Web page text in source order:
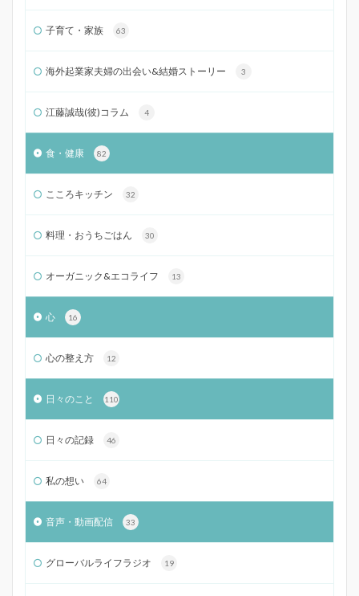
子育て・家族 63
海外起業家夫婦の出会い&結婚ストーリー 3
江藤誠哉(彼)コラム 4
食・健康 82
こころキッチン 32
料理・おうちごはん 30
オーガニック&エコライフ 13
心 16
心の整え方 12
日々のこと 110
日々の記録 46
私の想い 64
音声・動画配信 33
グローバルライフラジオ 19